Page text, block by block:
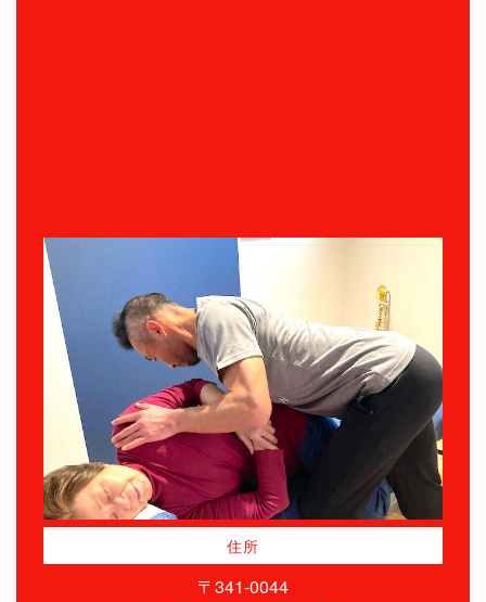
住所
〒341-0044